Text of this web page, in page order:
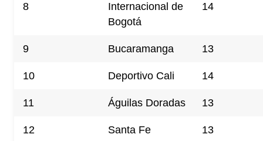
8
Internacional de
Bogotá
14
9 Bucaramanga 13
10 Deportivo Cali 14
11 Águilas Doradas 13
12 Santa Fe 13